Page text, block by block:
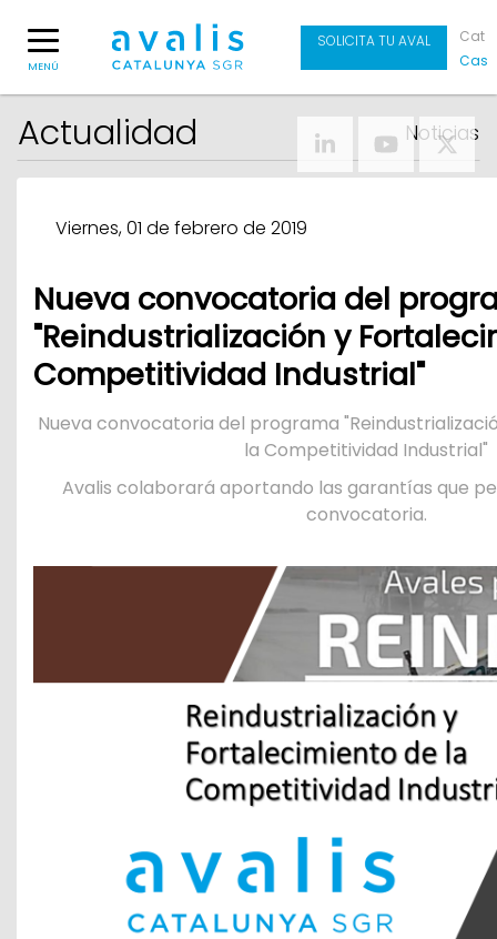
MENÚ
SOLICITA TU AVAL
Cat
Cas
Actualidad Noticias
Viernes, 01 de febrero de 2019
Nueva convocatoria del
"Reindustrialización y
Competitividad Industrial"
Nueva convocatoria del programa
la Competitividad Industrial"
Avalis colaborará aportando las garantías que
convocatoria.